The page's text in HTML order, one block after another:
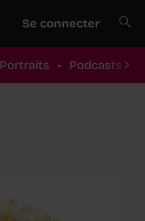
Se connecter
Portraits • Podcasts